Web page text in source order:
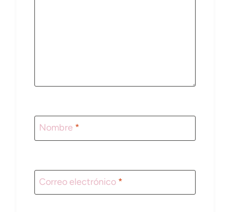
Nombre *
Correo electrónico *